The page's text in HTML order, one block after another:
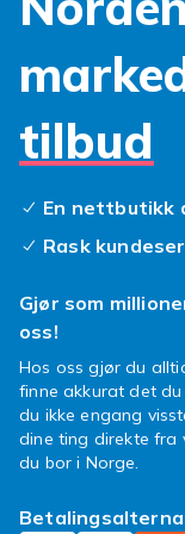
tilbud
En nettbutikk
Rask
Gjør som
oss!
Hos oss gjør du
finne akkurat det
du ikke engang
dine ting direkte fra
du bor i Norge.